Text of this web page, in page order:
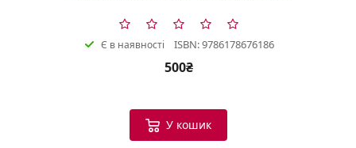
Є в наявності ISBN: 9786178676186
500₴
У кошик